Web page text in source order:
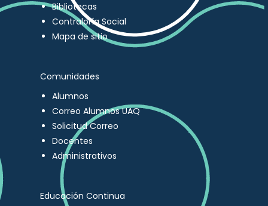
Bibliotecas
Contraloría Social
Mapa de sitio
Comunidades
Alumnos
Correo Alumnos UAQ
Solicitud Correo
Docentes
Administrativos
Educación Continua